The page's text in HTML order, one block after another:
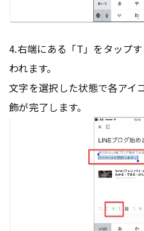
4.右端にある「T」をタップ
われます。
文字を選択した状態で各アイ
飾が完了します。